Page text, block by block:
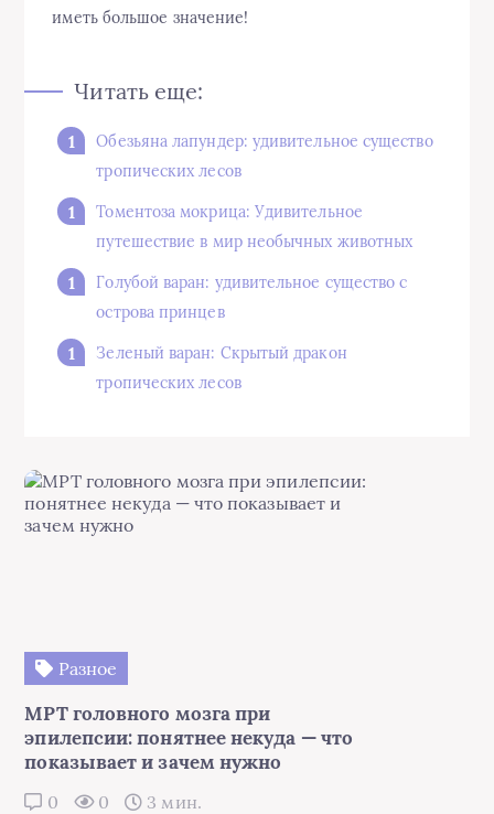
иметь большое значение!
Читать еще:
Обезьяна лапундер: удивительное существо
тропических лесов
Томентоза мокрица: Удивительное
путешествие в мир необычных животных
Голубой варан: удивительное существо с
острова принцев
Зеленый варан: Скрытый дракон
тропических лесов
Разное
МРТ головного мозга при
эпилепсии: понятнее некуда — что
показывает и зачем нужно
0 0 3 мин.